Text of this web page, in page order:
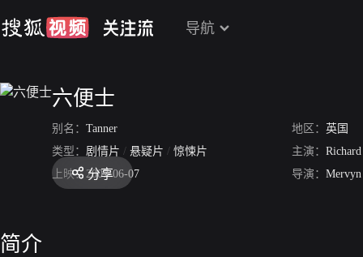
导航
六便士
别名： Tanner 地区： 英国
类型： 剧情片 / 悬疑片 / 惊悚片 主演：
上映： 2007-06-07 导演：
分享
简介